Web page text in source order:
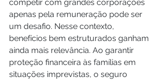
competir com grandes corporações
apenas pela remuneração pode ser
um desafio. Nesse contexto,
benefícios bem estruturados ganham
ainda mais relevância. Ao garantir
proteção financeira às famílias em
situações imprevistas, o seguro